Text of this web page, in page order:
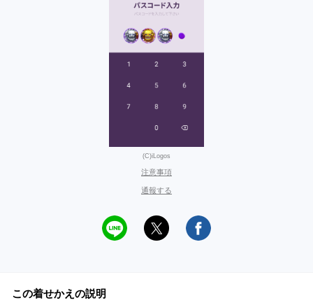
(C)iLogos
注意事項
通報する
この着せかえの説明